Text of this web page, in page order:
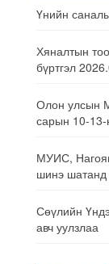
Үнийн
Хяналтын
бүртгэл
Олон улсын
сарын 10-13-
МУИС,
шинэ шатанд
Сөүлийн
авч уулзлаа